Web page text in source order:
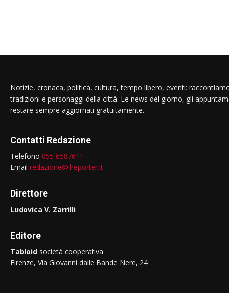
Notizie, cronaca, politica, cultura, tempo libero, eventi:
tradizioni e personaggi della città. Le news del giorno, gli
restare sempre aggiornati gratuitamente.
Contatti Redazione
Telefono 055 6587611
Email redazione@ilreporter.it
Direttore
Ludovica V. Zarrilli
Editore
Tabloid società cooperativa
Firenze, Via Giovanni dalle Bande Nere, 24